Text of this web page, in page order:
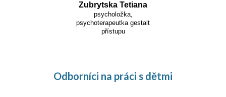
Zubrytska Tetiana
psycholožka,
psychoterapeutka gestalt
přístupu
Odborníci na práci s dětmi